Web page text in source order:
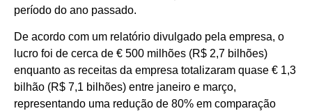
período do ano passado.
De acordo com um relatório divulgado pela empresa, o
lucro foi de cerca de € 500 milhões (R$ 2,7 bilhões)
enquanto as receitas da empresa totalizaram quase € 1,3
bilhão (R$ 7,1 bilhões) entre janeiro e março,
representando uma redução de 80% em comparação